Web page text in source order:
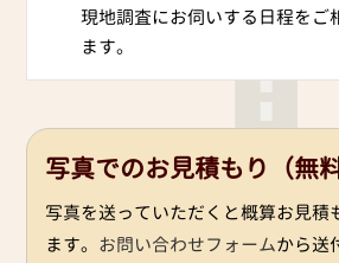
現地調査にお伺いする日程をご
ます。
写真でのお見積もり（無料
写真を送っていただくと概算お見積
ます。 お問い合わせフォームから送